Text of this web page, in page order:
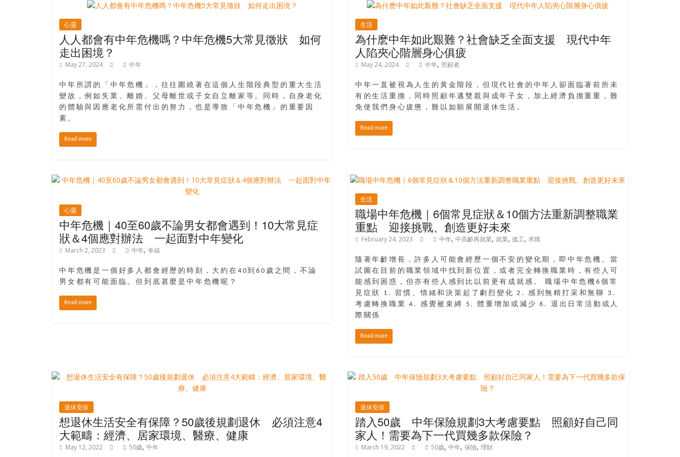
場，
銀
島
請
各
位
金
齡
銀
大
們
結
伴
歷
找
尋
樂
著
觀
積
極
的
態
心靈
人人都會有中年危機嗎？中年危機5大常見徵狀 如何
走出困境？
May 27, 2024 中年
中年所謂的「中年危機」，往往圍繞著在這個人生階段典型的重大生活
變故，例如失業、離婚、父母離世或子女自立離家等。同時，自身老化
的體驗與因應老化所需付出的努力，也是導致「中年危機」的重要因
素。
Read more
生活
為什麽中年如此艱難？社會缺乏全面支援 現代中年
人陷夾心階層身心俱疲
May 24, 2024 中年, 照顧者
中年一直被視為人生的黃金階段，但現代社會的中年人卻面臨著前所未
有的生活重擔，同時照顧年邁雙親與成年子女，加上經濟負擔重重，難
免使我們身心疲憊，難以如願展開退休生活。
Read more
心靈
中年危機｜40至60歲不論男女都會遇到！10大常見症
狀＆4個應對辦法 一起面對中年變化
March 2, 2023 中年, 幸福
中年危機是一個好多人都會經歷的時刻，大約在40到60歲之間，不論
男女都有可能面臨。但到底甚麼是中年危機呢？
Read more
生活
職場中年危機｜6個常見症狀＆10個方法重新調整職業
重點 迎接挑戰、創造更好未來
February 24, 2023 中年, 中高齡再就業, 就業, 搵工, 求職
隨著年齡增長，許多人可能會經歷一個不安的變化期，即中年危機。當
試圖在目前的職業領域中找到新位置，或者完全轉換職業時，有些人可
能感到困惑，但亦有些人感到比以前更有成就感。 職場中年危機6個常
見症狀 1. 習慣、情緒和決策起了劇烈變化 2. 感到無精打采和無聊 3.
考慮轉換職業 4. 感覺被束縛 5. 體重增加或減少 6. 退出日常活動或人
際關係
Read more
退休安排
想退休生活安全有保障？50歲後規劃退休 必須注意4
大範疇：經濟、居家環境、醫療、健康
May 12, 2022 50歲, 中年
退休安排
踏入50歲 中年保險規劃3大考慮要點 照顧好自己同
家人！需要為下一代買幾多款保險？
March 19, 2022 50歲, 中年, 保險, 理財